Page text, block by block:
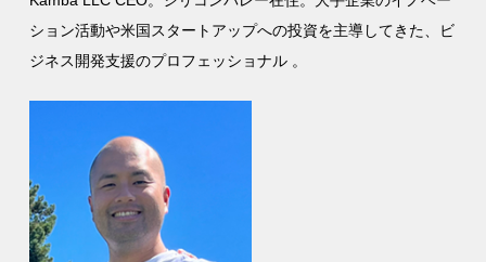
ション活動や米国スタートアップへの投資を主導してきた、ビ
ジネス開発支援のプロフェッショナル 。